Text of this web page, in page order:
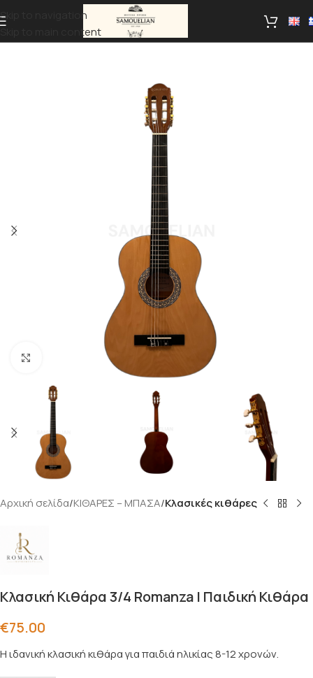
Skip to navigation
Skip to main content
Click to enlarge
Αρχική σελίδα ΚΙΘΑΡΕΣ – ΜΠΑΣΑ Κλασικές κιθάρες
Κλασική Κιθάρα 3/4 Romanza | Παιδική Κιθάρα
€75.00
Η ιδανική κλασική κιθάρα για παιδιά ηλικίας 8-12 χρονών.